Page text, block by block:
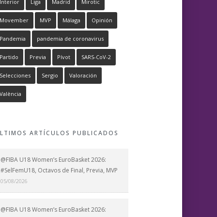
Interior Liga Madrid Mirotic
Movember MVP Málaga Opinión
Pandemia pandemia de coronavirus
Partido Previa Pívot SARS-CoV-2
Selecciones Sergio Valoración
València
ARTÍCULOS PUBLICADOS
@FIBA U18 Women’s EuroBasket 2026:
#SelFemU18, Octavos de Final, Previa, MVP
05/08/2026
@FIBA U18 Women’s EuroBasket 2026: